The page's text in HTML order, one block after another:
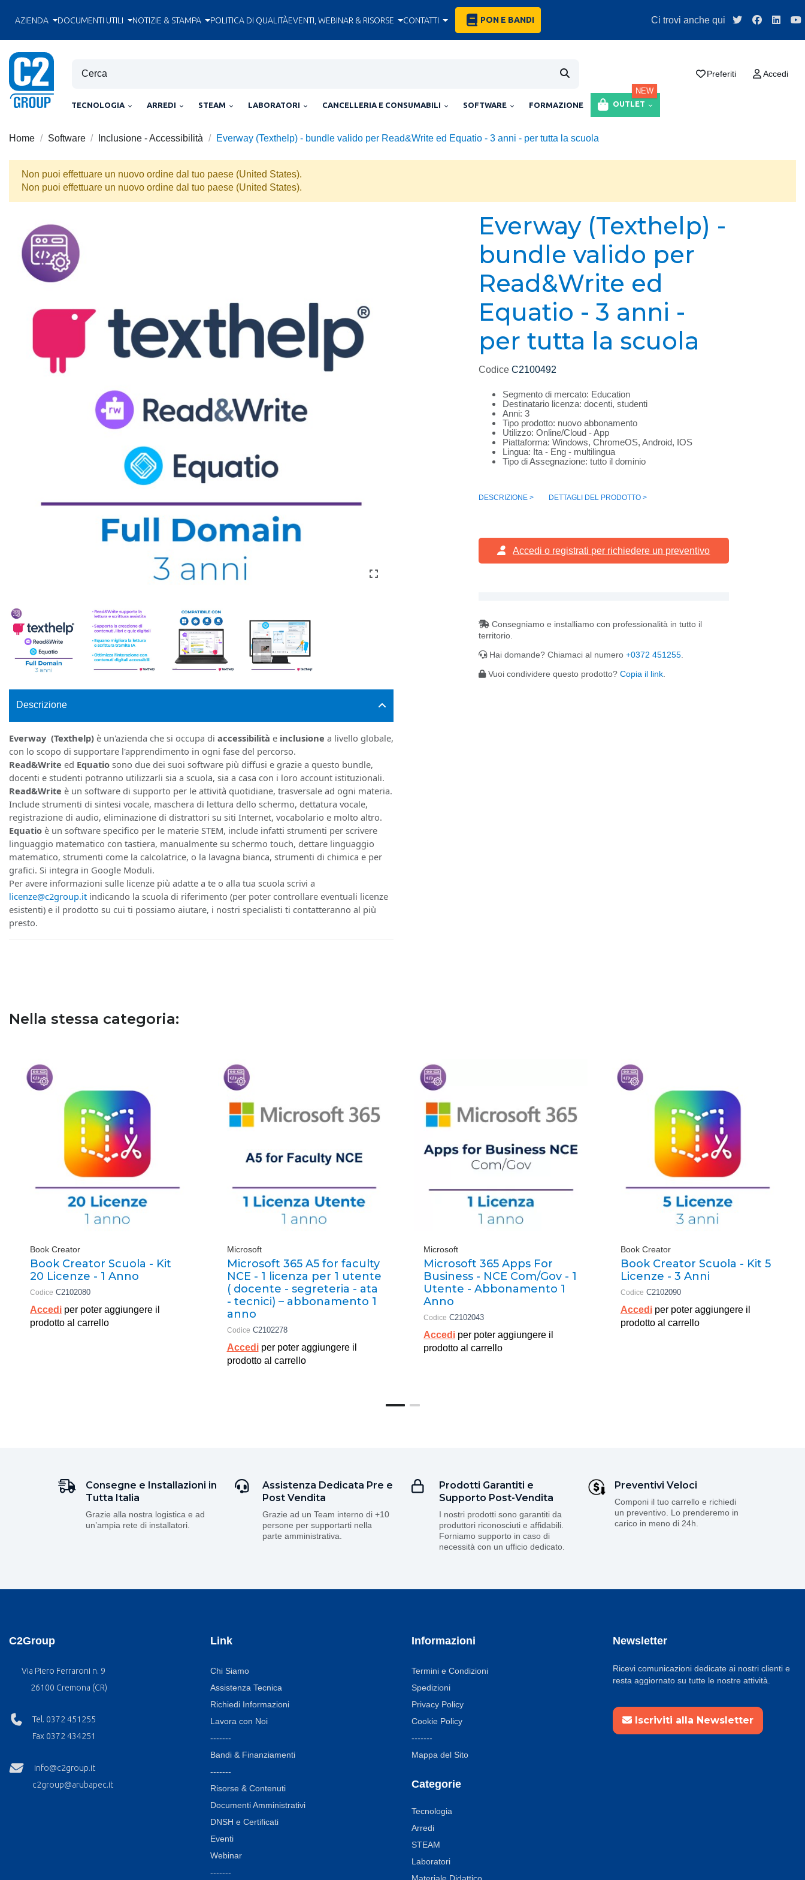
AZIENDA DOCUMENTI UTILI NOTIZIE & STAMPA POLITICA DI QUALITÀEVENTI, WEBINAR & RISORSE CONTATTI PON E BANDI Ci trovi anche qui
Preferiti Accedi
TECNOLOGIA ARREDI STEAM LABORATORI CANCELLERIA E CONSUMABILI SOFTWARE FORMAZIONE OUTLET
NEW
Home Software Inclusione - Accessibilità Everway (Texthelp) - bundle valido per Read&Write ed Equatio - 3 anni - per tutta la scuola
Non puoi effettuare un nuovo ordine dal tuo paese (United States).
Non puoi effettuare un nuovo ordine dal tuo paese (United States).
Descrizione
Everway (Texthelp) è un'azienda che si occupa di accessibilità e inclusione a livello globale,
con lo scopo di supportare l'apprendimento in ogni fase del percorso.
Read&Write ed Equatio sono due dei suoi software più diffusi e grazie a questo bundle,
docenti e studenti potranno utilizzarli sia a scuola, sia a casa con i loro account istituzionali.
Read&Write è un software di supporto per le attività quotidiane, trasversale ad ogni materia.
Include strumenti di sintesi vocale, maschera di lettura dello schermo, dettatura vocale,
registrazione di audio, eliminazione di distrattori su siti Internet, vocabolario e molto altro.
Equatio è un software specifico per le materie STEM, include infatti strumenti per scrivere
linguaggio matematico con tastiera, manualmente su schermo touch, dettare linguaggio
matematico, strumenti come la calcolatrice, o la lavagna bianca, strumenti di chimica e per
grafici. Si integra in Google Moduli.
Per avere informazioni sulle licenze più adatte a te o alla tua scuola scrivi a
licenze@c2group.it indicando la scuola di riferimento (per poter controllare eventuali licenze
esistenti) e il prodotto su cui ti possiamo aiutare, i nostri specialisti ti contatteranno al più
presto.
Everway (Texthelp) -
bundle valido per
Read&Write ed
Equatio - 3 anni -
per tutta la scuola
Codice C2100492
Segmento di mercato: Education
Destinatario licenza: docenti, studenti
Anni: 3
Tipo prodotto: nuovo abbonamento
Utilizzo: Online/Cloud - App
Piattaforma: Windows, ChromeOS, Android, IOS
Lingua: Ita - Eng - multilingua
Tipo di Assegnazione: tutto il dominio
DESCRIZIONE > DETTAGLI DEL PRODOTTO >
Accedi o registrati per richiedere un preventivo
Consegniamo e installiamo con professionalità in tutto il
territorio.
Hai domande? Chiamaci al numero +0372 451255.
Vuoi condividere questo prodotto? Copia il link.
Nella stessa categoria:
Book Creator
Book Creator Scuola - Kit
20 Licenze - 1 Anno
Codice C2102080
Accedi per poter aggiungere il
prodotto al carrello
Microsoft
Microsoft 365 A5 for faculty
NCE - 1 licenza per 1 utente
( docente - segreteria - ata
- tecnici) – abbonamento 1
anno
Codice C2102278
Accedi per poter aggiungere il
prodotto al carrello
Microsoft
Microsoft 365 Apps For
Business - NCE Com/Gov - 1
Utente - Abbonamento 1
Anno
Codice C2102043
Accedi per poter aggiungere il
prodotto al carrello
Book Creator
Book Creator Scuola - Kit 5
Licenze - 3 Anni
Codice C2102090
Accedi per poter aggiungere il
prodotto al carrello
Consegne e Installazioni in
Tutta Italia
Grazie alla nostra logistica e ad
un’ampia rete di installatori.
Assistenza Dedicata Pre e
Post Vendita
Grazie ad un Team interno di +10
persone per supportarti nella
parte amministrativa.
Prodotti Garantiti e
Supporto Post-Vendita
I nostri prodotti sono garantiti da
produttori riconosciuti e affidabili.
Forniamo supporto in caso di
necessità con un ufficio dedicato.
Preventivi Veloci
Componi il tuo carrello e richiedi
un preventivo. Lo prenderemo in
carico in meno di 24h.
C2Group
Via Piero Ferraroni n. 9
26100 Cremona (CR)
Tel. 0372 451255
Fax 0372 434251
info@c2group.it
c2group@arubapec.it
Link
Chi Siamo
Assistenza Tecnica
Richiedi Informazioni
Lavora con Noi
-------
Bandi & Finanziamenti
-------
Risorse & Contenuti
Documenti Amministrativi
DNSH e Certificati
Eventi
Webinar
-------
Informazioni
Termini e Condizioni
Spedizioni
Privacy Policy
Cookie Policy
-------
Mappa del Sito
Categorie
Tecnologia
Arredi
STEAM
Laboratori
Newsletter
Ricevi comunicazioni dedicate ai nostri clienti e
resta aggiornato su tutte le nostre attività.
Iscriviti alla Newsletter